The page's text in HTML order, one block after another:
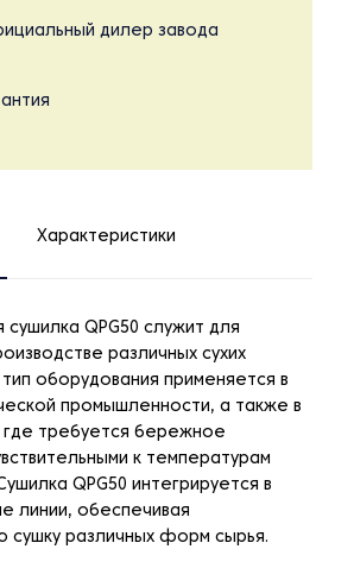
дилер завода
Характеристики
сушилка QPG50 служит для
различных сухих
оборудования применяется в
промышленности, а также в
требуется бережное
к температурам
QPG50 интегрируется в
линии, обеспечивая
сушку различных форм сырья.